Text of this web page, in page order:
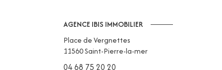
AGENCE IBIS IMMOBILIER
Place de Vergnettes
11560Saint-Pierre-la-mer
04 68 75 20 20